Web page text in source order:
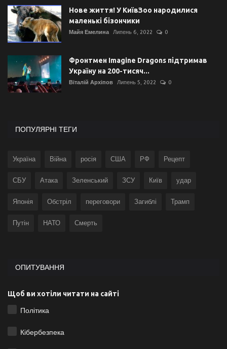
Нове життя! У КиївЗоо народилися
маленькі бізончики
Майя Емелина Липень 6, 2022 0
Фронтмен Imagine Dragons підтримав
Україну на 200-тисяч...
Віталій Архіпов Липень 5, 2022 0
ПОПУЛЯРНІ ТЕГИ
Україна Війна росія США РФ Рецепт
СБУ Атака Зеленський ЗСУ Київ удар
Японія Обстріл переговори Загиблі Трамп
Путін НАТО Смерть
ОПИТУВАННЯ
Щоб ви хотіли читати на сайті
Політика
Кібербезпека